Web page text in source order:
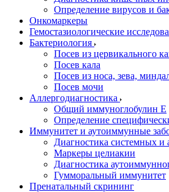
Определение вирусов и
Онкомаркеры
Гемостазиологические
Бактериология
Посев из цервикального
Посев кала
Посев из носа, зева,
Посев мочи
Аллергодиагностика
Общий иммуноглобулин Е
Определение
Иммунитет и аутоиммунные
Диагностика системных и
Маркеры целиакии
Диагностика
Гумморальный иммунитет
Пренатальный скрининг